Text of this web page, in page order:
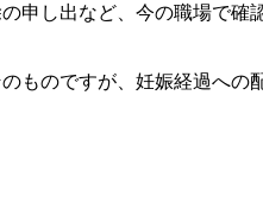
申し出など、今の職場で確
ものですが、妊娠経過への